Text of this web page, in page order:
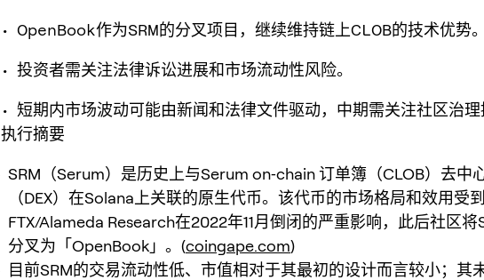
• OpenBook作为SRM的分叉项目，继续维持链上CLOB的技术优势
• 投资者需关注法律诉讼进展和市场流动性风险。
• 短期内市场波动可能由新闻和法律文件驱动，中期需关注社区治
执行摘要
SRM（Serum）是历史上与Serum on‑chain 订单簿（CLOB）去中
（DEX）在Solana上关联的原生代币。该代币的市场格局和效用受
FTX/Alameda Research在2022年11月倒闭的严重影响，此后社区
分叉为「OpenBook」。(coingape.com)
目前SRM的交易流动性低、市值相对于其最初的设计而言较小；其